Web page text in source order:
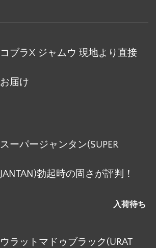
コブラX ジャムウ 現地より直接
お届け
スーパージャンタン(SUPER
JANTAN)勃起時の固さが評判！
入荷待ち
ウラットマドゥブラック(URAT